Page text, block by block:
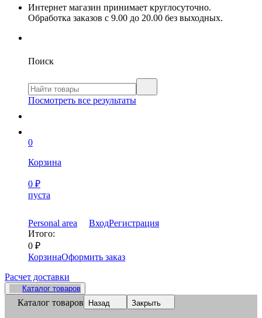
Интернет магазин принимает круглосуточно.
Обработка заказов с 9.00 до 20.00 без выходных.
Поиск
Посмотреть все результаты
0
Корзина
0 ₽
пуста
Personal area ВходРегистрация
Итого:
0 ₽
КорзинаОформить заказ
Расчет доставки
Каталог товаров
Каталог товаров Назад Закрыть